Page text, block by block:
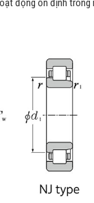
động ổn định